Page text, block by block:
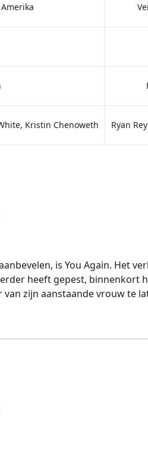
Kristin Chenoweth Ryan
is You Again. Het
heeft gepest, binnenkort
zijn aanstaande vrouw te